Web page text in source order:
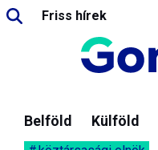
Friss hírek
Belföld Külföld